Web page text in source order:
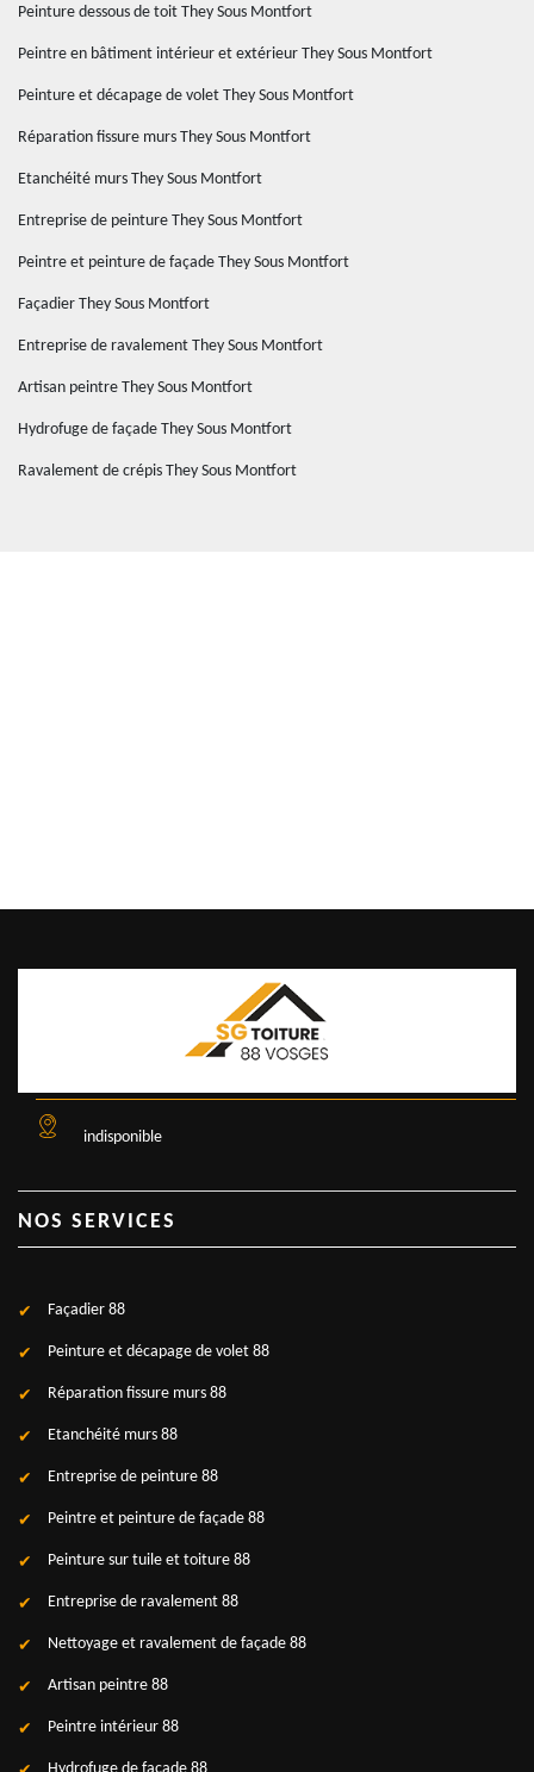
Peinture dessous de toit They Sous Montfort
Peintre en bâtiment intérieur et extérieur They Sous Montfort
Peinture et décapage de volet They Sous Montfort
Réparation fissure murs They Sous Montfort
Etanchéité murs They Sous Montfort
Entreprise de peinture They Sous Montfort
Peintre et peinture de façade They Sous Montfort
Façadier They Sous Montfort
Entreprise de ravalement They Sous Montfort
Artisan peintre They Sous Montfort
Hydrofuge de façade They Sous Montfort
Ravalement de crépis They Sous Montfort
indisponible
NOS SERVICES
Façadier 88
Peinture et décapage de volet 88
Réparation fissure murs 88
Etanchéité murs 88
Entreprise de peinture 88
Peintre et peinture de façade 88
Peinture sur tuile et toiture 88
Entreprise de ravalement 88
Nettoyage et ravalement de façade 88
Artisan peintre 88
Peintre intérieur 88